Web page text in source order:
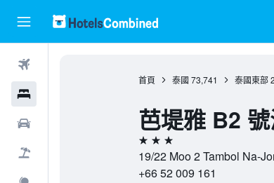
首頁 泰國 73,741 泰國東部
芭堤雅 B2
3星級
19/22 Moo 2 Tambol Na-
+66 52 009 161